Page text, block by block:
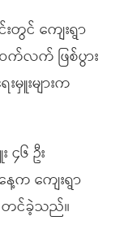
င် ကျေးရွာ
က်လက် ဖြစ်ပွား
းများက
၆ ဦး
က ကျေးရွာ
တင်ခဲ့သည်။